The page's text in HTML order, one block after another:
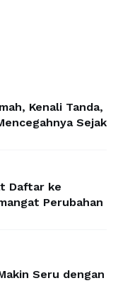
Kenali Tanda,
Sejak
Daftar ke
Perubahan
Seru dengan